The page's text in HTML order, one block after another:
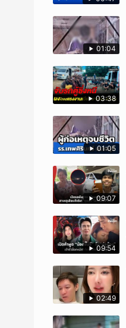
01:04
03:38
01:05
09:07
09:54
02:49